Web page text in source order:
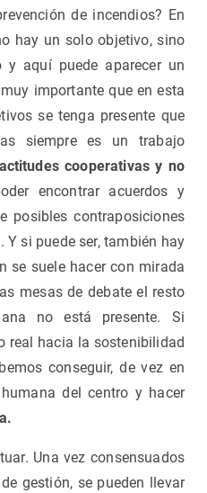
de incendios? En
hay un solo objetivo, sino
aquí puede aparecer un
muy importante que en esta
se tenga presente que
siempre es un trabajo
cooperativas y no
encontrar acuerdos y
posibles contraposiciones
Y si puede ser, también hay
se suele hacer con mirada
mesas de debate el resto
no está presente. Si
real hacia la sostenibilidad
conseguir, de vez en
del centro y hacer
Una vez consensuados
gestión, se pueden llevar